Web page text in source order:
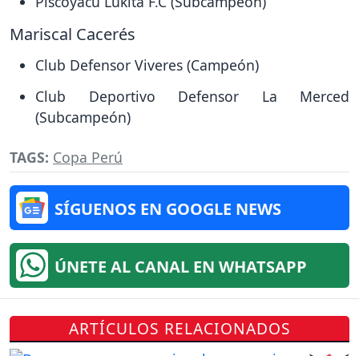
Mariscal Cacerés
Club Defensor Viveres (Campeón)
Club Deportivo Defensor La Merced
(Subcampeón)
TAGS: Copa Perú
SÍGUENOS EN GOOGLE NEWS
ÚNETE AL CANAL EN WHATSAPP
ARTÍCULOS RELACIONADOS